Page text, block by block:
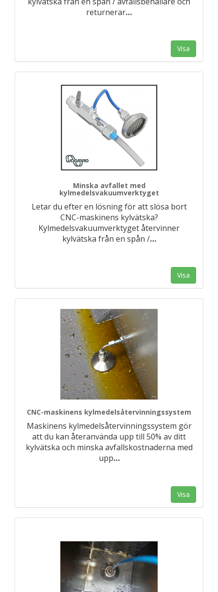
returnerar…
Visa
Minska avfallet med
kylmedelsvakuumverktyget
Letar du efter en lösning för att slösa bort
CNC-maskinens kylvätska?
Kylmedelsvakuumverktyget återvinner
kylvätska från en spån /…
Visa
CNC-maskinens kylmedelsåtervinningssystem
Maskinens kylmedelsåtervinningssystem gör
att du kan återanvända upp till 50% av ditt
kylvätska och minska avfallskostnaderna med
upp…
Visa